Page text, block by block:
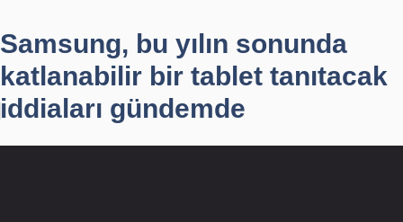
Samsung, bu yılın sonunda
katlanabilir bir tablet tanıtacak
iddiaları gündemde